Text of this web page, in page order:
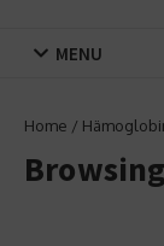
MENU
Home /